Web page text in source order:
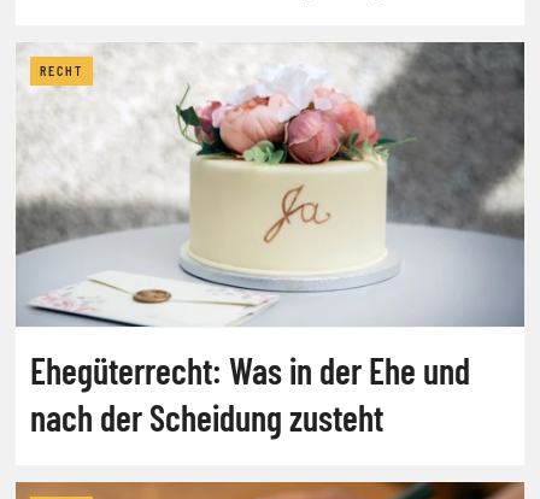
RECHT
Ehegüterrecht: Was in der Ehe und
nach der Scheidung zusteht